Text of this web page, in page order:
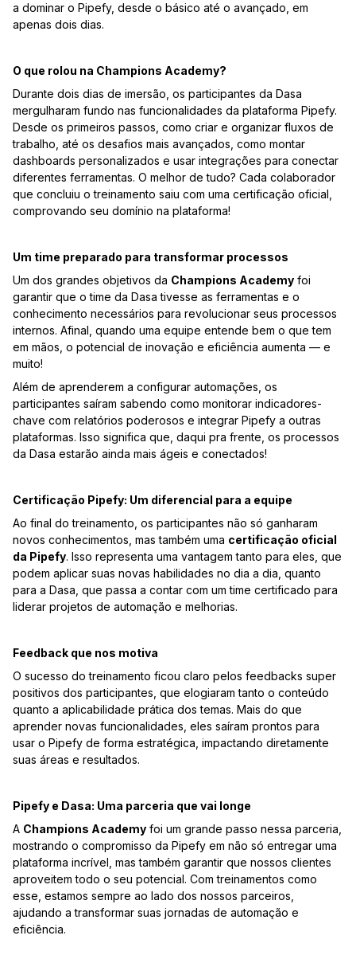
a dominar o Pipefy, desde o básico até o avançado, em
apenas dois dias.
O que rolou na Champions Academy?
Durante dois dias de imersão, os participantes da Dasa
mergulharam fundo nas funcionalidades da plataforma Pipefy.
Desde os primeiros passos, como criar e organizar fluxos de
trabalho, até os desafios mais avançados, como montar
dashboards personalizados e usar integrações para conectar
diferentes ferramentas. O melhor de tudo? Cada colaborador
que concluiu o treinamento saiu com uma certificação oficial,
comprovando seu domínio na plataforma!
Um time preparado para transformar processos
Um dos grandes objetivos da Champions Academy foi
garantir que o time da Dasa tivesse as ferramentas e o
conhecimento necessários para revolucionar seus processos
internos. Afinal, quando uma equipe entende bem o que tem
em mãos, o potencial de inovação e eficiência aumenta — e
muito!
Além de aprenderem a configurar automações, os
participantes saíram sabendo como monitorar indicadores-
chave com relatórios poderosos e integrar Pipefy a outras
plataformas. Isso significa que, daqui pra frente, os processos
da Dasa estarão ainda mais ágeis e conectados!
Certificação Pipefy: Um diferencial para a equipe
Ao final do treinamento, os participantes não só ganharam
novos conhecimentos, mas também uma certificação oficial
da Pipefy. Isso representa uma vantagem tanto para eles, que
podem aplicar suas novas habilidades no dia a dia, quanto
para a Dasa, que passa a contar com um time certificado para
liderar projetos de automação e melhorias.
Feedback que nos motiva
O sucesso do treinamento ficou claro pelos feedbacks super
positivos dos participantes, que elogiaram tanto o conteúdo
quanto a aplicabilidade prática dos temas. Mais do que
aprender novas funcionalidades, eles saíram prontos para
usar o Pipefy de forma estratégica, impactando diretamente
suas áreas e resultados.
Pipefy e Dasa: Uma parceria que vai longe
A Champions Academy foi um grande passo nessa parceria,
mostrando o compromisso da Pipefy em não só entregar uma
plataforma incrível, mas também garantir que nossos clientes
aproveitem todo o seu potencial. Com treinamentos como
esse, estamos sempre ao lado dos nossos parceiros,
ajudando a transformar suas jornadas de automação e
eficiência.